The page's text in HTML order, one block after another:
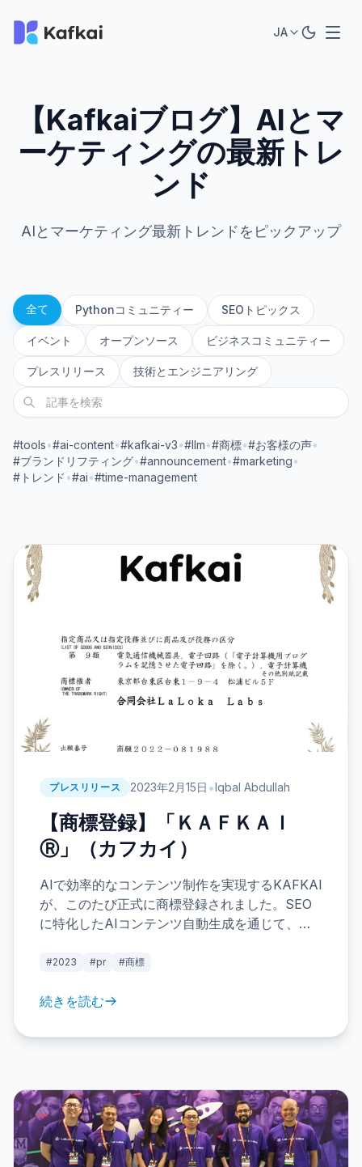
JA
【Kafkaiブログ】AIとマ
ーケティングの最新トレ
ンド
AIとマーケティング最新トレンドをピックアップ
全て Pythonコミュニティー SEOトピックス
イベント オープンソース ビジネスコミュニティー
プレスリリース 技術とエンジニアリング
#tools•#ai-content•#kafkai-v3•#llm•#商標•#お客様の声•
#ブランドリフティング•#announcement•#marketing•
#トレンド •#ai•#time-management
プレスリリース 2023年2月15日 •Iqbal Abdullah
【商標登録】「ＫＡＦＫＡＩ
Ⓡ」（カフカイ）
AIで効率的なコンテンツ制作を実現するKAFKAI
が、このたび正式に商標登録されました。SEO
に特化したAIコンテンツ自動生成を通じて、文
ポートします。今後のブランド展開にご期待く
#2023 #pr #商標
続きを読む